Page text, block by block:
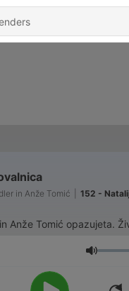
in Anže Tomić 152 -
Anže Tomić opazujeta.
Volume